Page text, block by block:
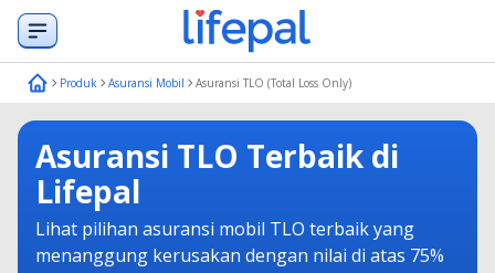
Produk Asuransi Mobil Asuransi TLO (Total Loss Only)
Asuransi TLO Terbaik di
Lifepal
Lihat pilihan asuransi mobil TLO terbaik yang
menanggung kerusakan dengan nilai di atas 75%